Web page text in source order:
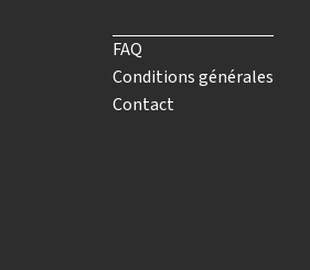
FAQ
Conditions générales
Contact